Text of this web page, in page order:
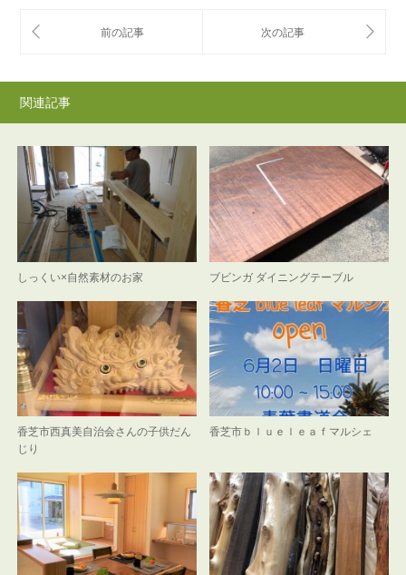
関連記事
しっくい×自然素材のお家 ブビンガ ダイニングテーブル
香芝市西真美自治会さんの子供だん
じり
香芝市ｂｌｕｅｌｅａｆマルシェ